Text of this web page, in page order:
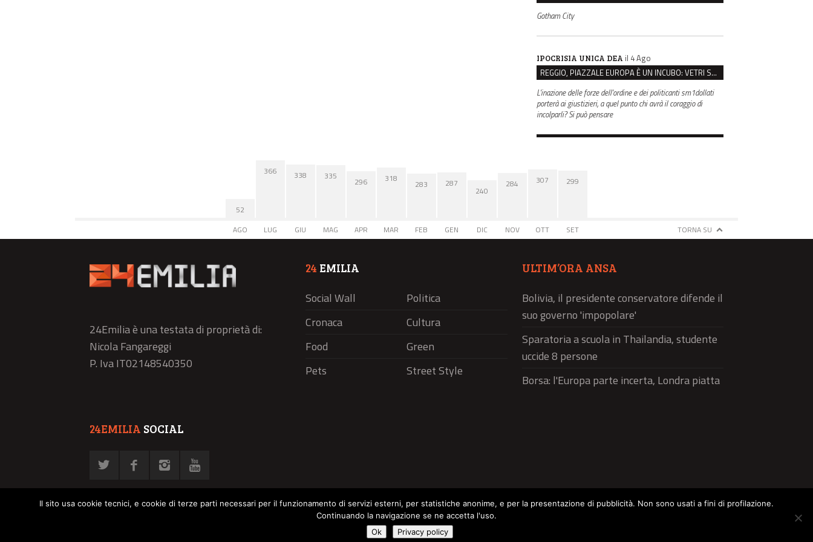
Gotham City
IPOCRISIA UNICA DEA il 4 Ago
REGGIO, PIAZZALE EUROPA È UN INCUBO: VETRI SPACCATI E FURTI SULLE AUTO IN SOSTA
L'inazione delle forze dell'ordine e dei politicanti sm1dollati
porterà ai giustizieri, a quel punto chi avrà il coraggio di
incolparli? Si può pensare
52
AGO
366
LUG
338
GIU
335
MAG
296
APR
318
MAR
283
FEB
287
GEN
240
DIC
284
NOV
307
OTT
299
SET TORNA SU
24Emilia è una testata di proprietà di:
Nicola Fangareggi
P. Iva IT02148540350
24 EMILIA
Social Wall
Politica
Cronaca
Cultura
Food
Green
Pets
Street Style
ULTIM’ORA ANSA
Bolivia, il presidente conservatore difende il
suo governo 'impopolare'
Sparatoria a scuola in Thailandia, studente
uccide 8 persone
Borsa: l'Europa parte incerta, Londra piatta
24EMILIA SOCIAL
Social Wall Politica
Il sito usa cookie tecnici, e cookie di terze parti necessari per il funzionamento di servizi esterni, per statistiche anonime, e per la presentazione di pubblicità. Non sono usati a fini di profilazione.
Continuando la navigazione se ne accetta l'uso.
Ok
Privacy policy